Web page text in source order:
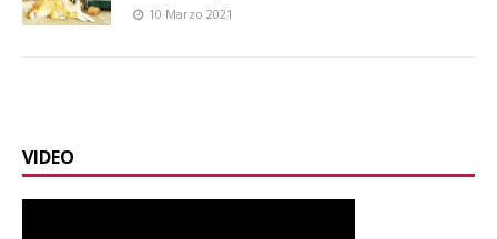
10 Marzo 2021
VIDEO